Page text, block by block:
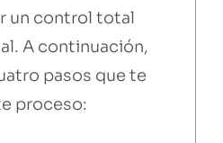
un control total
A continuación,
pasos que te
proceso: